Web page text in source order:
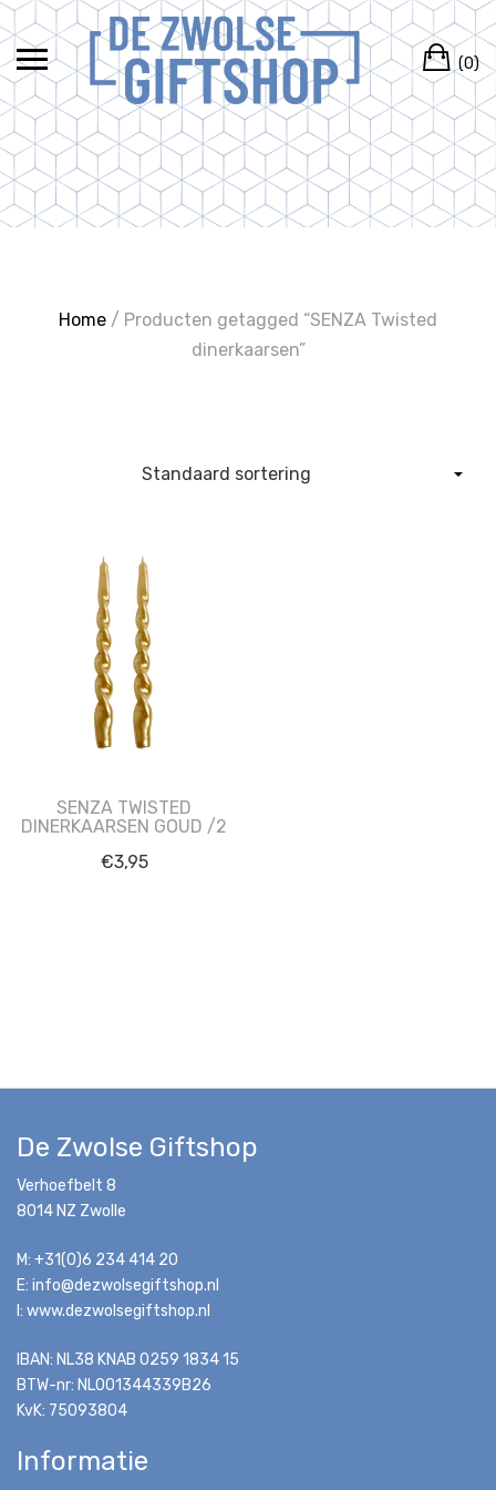
Ga
naar
de
inhoud
(0)
Home / Producten getagged “SENZA Twisted
dinerkaarsen”
SENZA TWISTED
DINERKAARSEN GOUD /2
€3,95
De Zwolse Giftshop
Verhoefbelt 8
8014 NZ Zwolle
M: +31(0)6 234 414 20
E: info@dezwolsegiftshop.nl
I: www.dezwolsegiftshop.nl
IBAN: NL38 KNAB 0259 1834 15
BTW-nr: NL001344339B26
KvK: 75093804
Informatie